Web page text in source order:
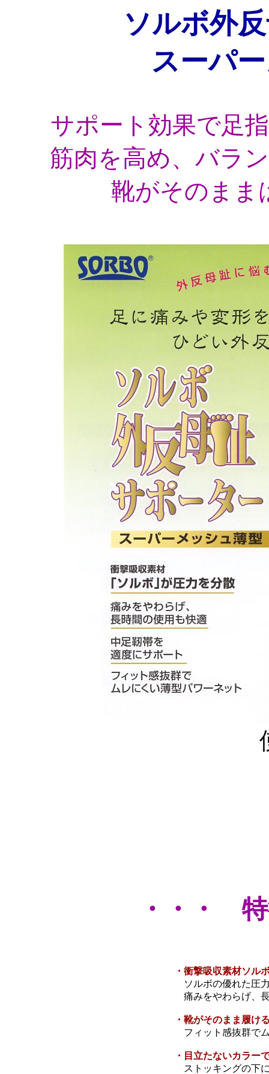
ソルボ外
スーパ
サポート効果で足
筋肉を高め、バラ
靴がそのまま
・・・
・衝撃吸収素材ソル
ソルボの優れた圧
痛みをやわらげ、
・靴がそのまま履け
フィット感抜群で
・目立たないカラー
ストッキングの下